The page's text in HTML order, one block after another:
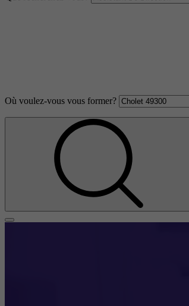
Où voulez-vous vous former?